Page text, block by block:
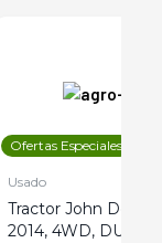
Ofertas Especiales
Usado
Tractor John Deere
2014, 4WD, DUAL